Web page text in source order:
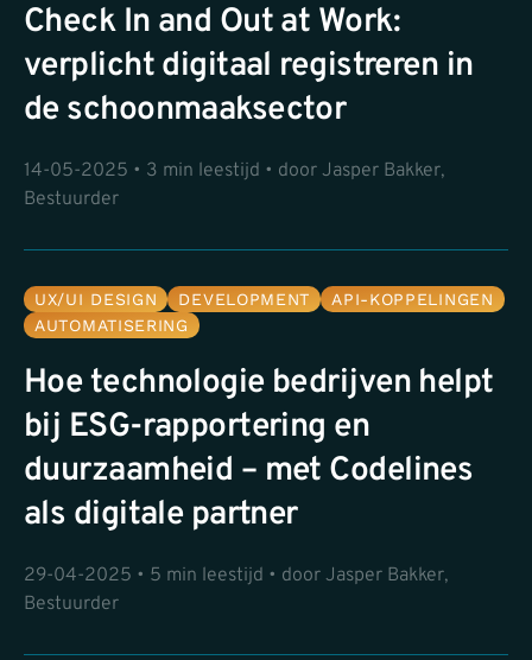
Check In and Out at Work:
verplicht digitaal registreren in
de schoonmaaksector
14-05-2025 • 3 min leestijd • door Jasper Bakker,
Bestuurder
UX/UI DESIGN DEVELOPMENT
API-KOPPELINGEN
AUTOMATISERING
Hoe technologie bedrijven helpt
bij ESG-rapportering en
duurzaamheid – met Codelines
als digitale partner
29-04-2025 • 5 min leestijd • door Jasper Bakker,
Bestuurder